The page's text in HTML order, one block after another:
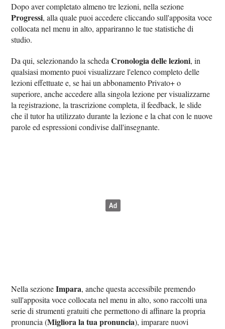
Dopo aver completato almeno tre lezioni, nella sezione
Progressi, alla quale puoi accedere cliccando sull'apposita voce
collocata nel menu in alto, appariranno le tue statistiche di
studio.
Da qui, selezionando la schedaCronologia delle lezioni, in
qualsiasi momento puoi visualizzare l'elenco completo delle
lezioni effettuate e, se hai un abbonamento Privato+ o
superiore, anche accedere alla singola lezione per visualizzarne
la registrazione, la trascrizione completa, il feedback, le slide
che il tutor ha utilizzato durante la lezione e la chat con le nuove
parole ed espressioni condivise dall'insegnante.
Nella sezioneImpara, anche questa accessibile premendo
sull'apposita voce collocata nel menu in alto, sono raccolti una
serie di strumenti gratuiti che permettono di affinare la propria
pronuncia (Migliora la tua pronuncia), imparare nuovi